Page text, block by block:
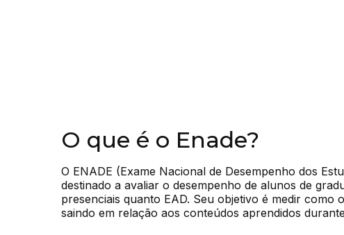
O que é o Enade?
O ENADE (Exame Nacional de Desempenho dos
destinado a avaliar o desempenho de alunos de
presenciais quanto EAD. Seu objetivo é medir como
saindo em relação aos conteúdos aprendidos